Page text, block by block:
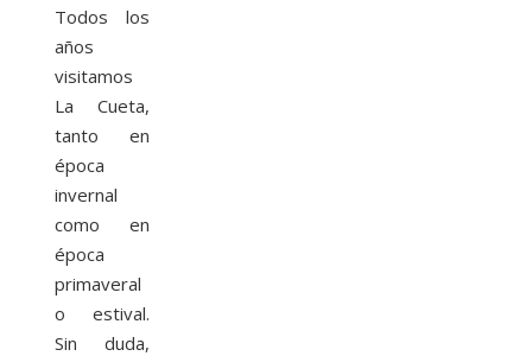
Todos los
años
visitamos
La Cueta,
tanto en
época
invernal
como en
época
primaveral
o estival.
Sin duda,